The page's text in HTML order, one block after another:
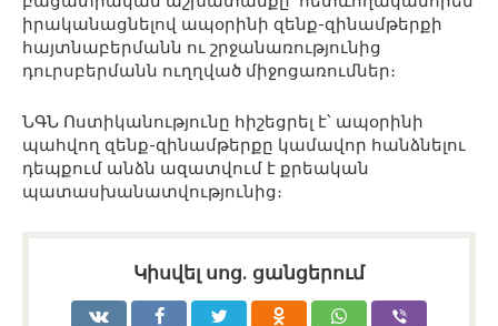
իրականացնելով ապօրինի զենք-զինամթերքի
հայտնաբերմանն ու շրջանառությունից
դուրսբերմանն ուղղված միջոցառումներ։
ՆԳՆ Ոստիկանությունը հիշեցրել է՝ ապօրինի
պահվող զենք-զինամթերքը կամավոր հանձնելու
դեպքում անձն ազատվում է քրեական
պատասխանատվությունից։
Կիսվել սոց․ ցանցերում